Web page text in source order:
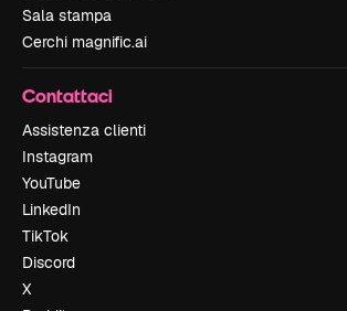
Sala stampa
Cerchi magnific.ai
Contattaci
Assistenza clienti
Instagram
YouTube
LinkedIn
TikTok
Discord
X